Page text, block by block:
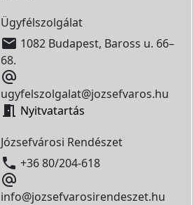
Ügyfélszolgálat
 1082 Budapest, Baross u. 66–
68.

ugyfelszolgalat@jozsefvaros.hu
 Nyitvatartás
Józsefvárosi Rendészet
 +36 80/204-618

info@jozsefvarosirendeszet.hu